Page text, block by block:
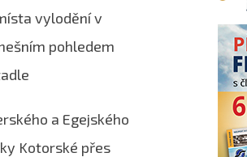
vylodění v
pohledem
a Egejského
Kotorské přes